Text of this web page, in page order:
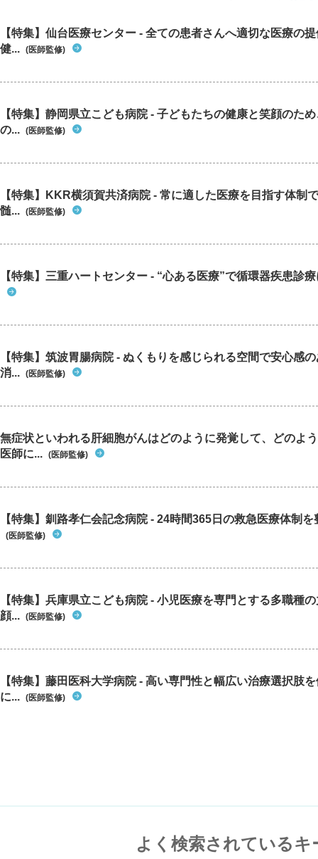
【特集】仙台医療センター - 全ての患者さんへ適切な医療の
健... (医師監修)
【特集】静岡県立こども病院 - 子どもたちの健康と笑顔のた
の... (医師監修)
【特集】KKR横須賀共済病院 - 常に適した医療を目指す体制
髄... (医師監修)
【特集】三重ハートセンター - “心ある医療”で循環器疾患診
【特集】筑波胃腸病院 - ぬくもりを感じられる空間で安心感
消... (医師監修)
無症状といわれる肝細胞がんはどのように発覚して、どのよ
医師に... (医師監修)
【特集】釧路孝仁会記念病院 - 24時間365日の救急医療体制
(医師監修)
【特集】兵庫県立こども病院 - 小児医療を専門とする多職種
顔... (医師監修)
【特集】藤田医科大学病院 - 高い専門性と幅広い治療選択肢
に... (医師監修)
よく検索されているキ